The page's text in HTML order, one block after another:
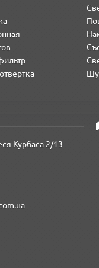
DIN 338. Заточка
що обробляється
канавки
хвостовик
Курбаса 2/13